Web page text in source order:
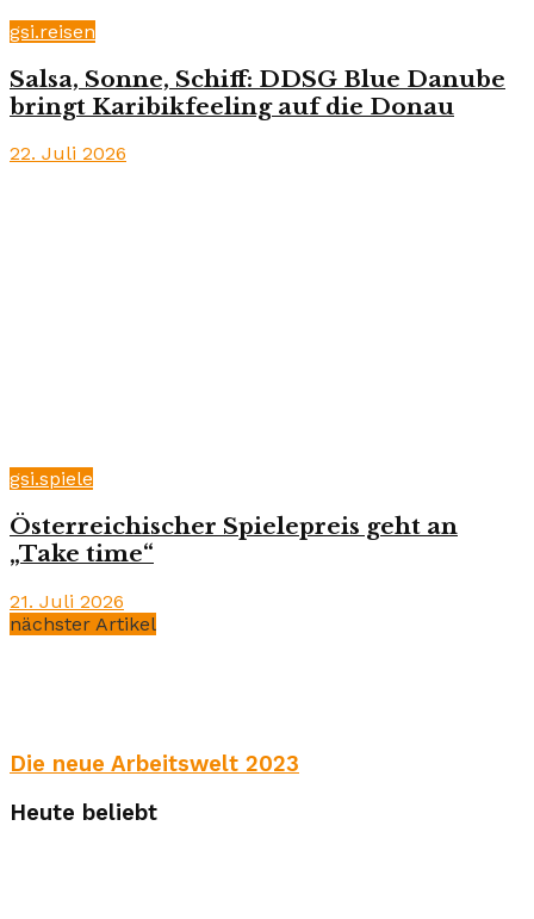
gsi.reisen
Salsa, Sonne, Schiff: DDSG Blue Danube
bringt Karibikfeeling auf die Donau
22. Juli 2026
gsi.spiele
Österreichischer Spielepreis geht an
„Take time“
21. Juli 2026
nächster Artikel
Die neue Arbeitswelt 2023
Heute beliebt